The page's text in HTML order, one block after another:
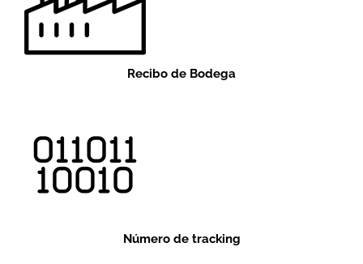
Recibo de Bodega
Número de tracking